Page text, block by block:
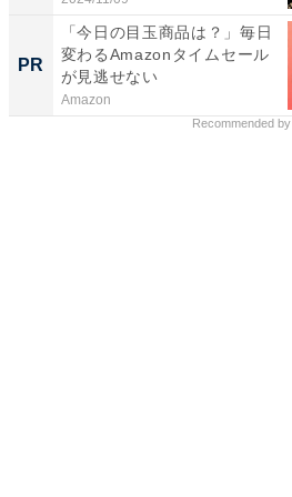
PR
「今日の目玉商品は？」毎日
変わるAmazonタイムセール
が見逃せない
Amazon
Recommended by